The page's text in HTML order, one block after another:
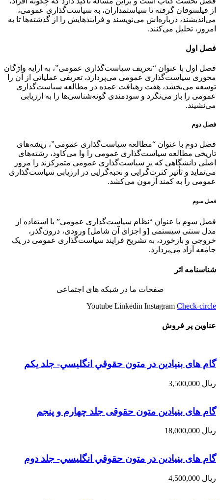
از فیلسوفان گرفته تا سیاستمداران، به سیاست‌گذاری عمومی،
می‌اندیشند، درباره‌اش می‌نویسند و فرایندهایش را از گذشته‌ها تا به
امروز، تحلیل می‌کنند.
فصل اول
فصل اول با عنوان “تعریف سیاست‌گذاری عمومی”، به ارایه واژگان
محوری سیاست‌گذاری عمومی می‌پردازد، تعریفی عملیاتی از آن را
توسعه می‌بخشد، هفت رهیافت عمده در مطالعه سیاست‌گذاری
عمومی را باز می‌نگرد و سودمندی گونه‌شناسی‌ها را به ارزیابی
می‌نشیند.
فصل دوم
فصل دوم با عنوان “مطالعه سیاست‌گذاری عمومی”، ریشه‌های
تاریخی مطالعه سیاست‌گذاری عمومی را وا می‌کاود، رشته‌های
اصلی دانشگاهی که بر سیاست‌گذاری عمومی متمرکزند را مرور
می‌نماید و تأثیر کثرت‌گرایی و نخبه‌گرایی در ارزیابی سیاست‌گذاری
عمومی را به کمند آزمون می‌کشد.
فصل سوم
فصل سوم با عنوان “نظام سیاست‌گذاری عمومی” با استفاده از
مدل سنتی سیستمی [و اجزای آن شامل] ورودی، درون‌گذر،
خروجی و بازخورد، به تشریح فرایند سیاست‌گذاری عمومی در یک
جامعه آزاد می‌پردازد.
شناسنامه اثر
صفحات ما در شبکه های اجتماعی
Youtube Linkedin Instagram Check-circle
عناوین پر فروش
گام های بنیادین در متون حقوقي انگليسي- جلد يكم
ریال
گام های بنیادین متون حقوقی جلد چهارم و پنجم
ریال
گام های بنیادین در متون حقوقي انگليسي- جلد دوم
ریال